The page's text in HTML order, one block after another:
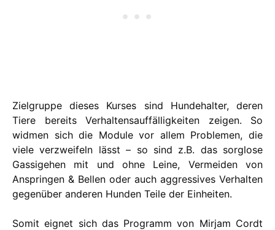
Zielgruppe dieses Kurses sind Hundehalter, deren
Tiere bereits Verhaltensauffälligkeiten zeigen. So
widmen sich die Module vor allem Problemen, die
viele verzweifeln lässt – so sind z.B. das sorglose
Gassigehen mit und ohne Leine, Vermeiden von
Anspringen & Bellen oder auch aggressives Verhalten
gegenüber anderen Hunden Teile der Einheiten.
Somit eignet sich das Programm von Mirjam Cordt